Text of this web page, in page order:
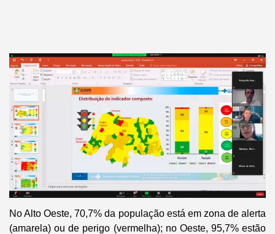
No Alto Oeste, 70,7% da população está em zona de alerta
(amarela) ou de perigo (vermelha); no Oeste, 95,7% estão